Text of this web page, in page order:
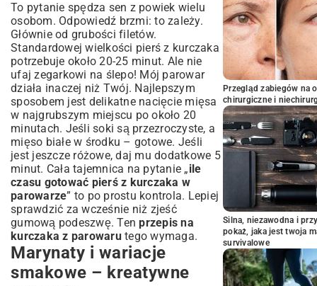
To pytanie spędza sen z powiek wielu
osobom. Odpowiedź brzmi: to zależy.
Głównie od grubości filetów.
Standardowej wielkości pierś z kurczaka
potrzebuje około 20-25 minut. Ale nie
ufaj zegarkowi na ślepo! Mój parowar
działa inaczej niż Twój. Najlepszym
sposobem jest delikatne nacięcie mięsa
w najgrubszym miejscu po około 20
minutach. Jeśli soki są przezroczyste, a
mięso białe w środku – gotowe. Jeśli
jest jeszcze różowe, daj mu dodatkowe 5
minut. Cała tajemnica na pytanie „ile
czasu gotować pierś z kurczaka w
parowarze” to po prostu kontrola. Lepiej
sprawdzić za wcześnie niż zjeść
gumową podeszwę. Tenprzepis na
kurczaka z parowarutego wymaga.
Marynaty i wariacje
smakowe – kreatywne
Przegląd zabiegów na
chirurgiczne i
Silna, niezawodna i
pokaż, jaka jest twoja
survivalowe